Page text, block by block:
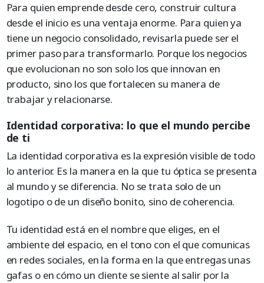
Para quien emprende desde cero, construir cultura
desde el inicio es una ventaja enorme. Para quien ya
tiene un negocio consolidado, revisarla puede ser el
primer paso para transformarlo. Porque los negocios
que evolucionan no son solo los que innovan en
producto, sino los que fortalecen su manera de
trabajar y relacionarse.
Identidad corporativa: lo que el mundo percibe
de ti
La identidad corporativa es la expresión visible de todo
lo anterior. Es la manera en la que tu óptica se presenta
al mundo y se diferencia. No se trata solo de un
logotipo o de un diseño bonito, sino de coherencia.
Tu identidad está en el nombre que eliges, en el
ambiente del espacio, en el tono con el que comunicas
en redes sociales, en la forma en la que entregas unas
gafas o en cómo un cliente se siente al salir por la